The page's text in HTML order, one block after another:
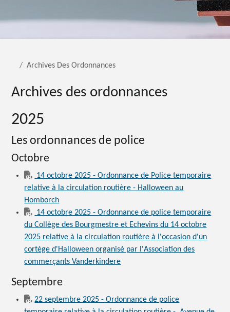
Archives Des Ordonnances
Archives des ordonnances
2025
Les ordonnances de police
Octobre
14 octobre 2025 - Ordonnance de Police temporaire
relative à la circulation routière - Halloween au
Homborch
14 octobre 2025 - Ordonnance de police temporaire
du Collège des Bourgmestre et Echevins du 14 octobre
2025 relative à la circulation routière à l'occasion d'un
cortège d'Halloween organisé par l'Association des
commerçants Vanderkindere
Septembre
22 septembre 2025 - Ordonnance de police